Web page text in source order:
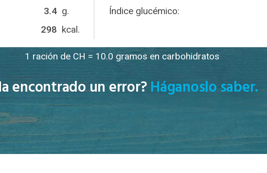
g.
3.4
kcal.
298
Índice glucémico:
1 ración de CH = 10.0 gramos en carbohidratos
encontrado un error?Háganoslo saber.